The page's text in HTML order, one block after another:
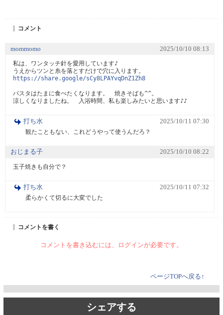
コメント
mommomo 2025/10/10 08:13
私は、ワンタッチ針を愛用しています♪
https://share.google/sCy8LPAYvqDnZ1Zh8
パスタはたまに食べたくなります。　焼きそばも^^。
涼しくなりましたね。　入浴時間、私も楽しみたいと思います♪♪
打ち水
2025/10/11 07:30
観たこともない、これどうやって使うんだろ？
おじまる子 2025/10/10 08:22
玉子焼きも自分で？
打ち水
2025/10/11 07:32
柔らかくて切るに大変でした
コメントを書く
コメントを書き込むには、ログインが必要です。
ページTOPへ戻る↑
シェアする